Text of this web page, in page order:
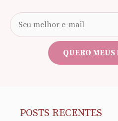
QUERO MEUS
POSTS RECENTES